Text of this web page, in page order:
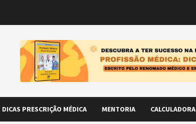
DICAS PRESCRIÇÃO MÉDICA MENTORIA CALCULADORA